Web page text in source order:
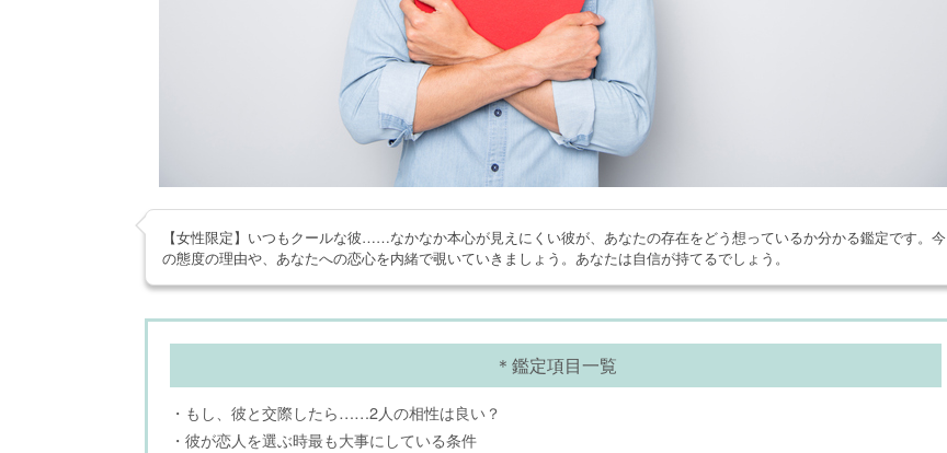
【女性限定】いつもクールな彼……なかなか本心が見えにくい彼が、あなたの存在をどう想っているか分かる鑑定です。今
の態度の理由や、あなたへの恋心を内緒で覗いていきましょう。あなたは自信が持てるでしょう。
＊鑑定項目一覧
・もし、彼と交際したら……2人の相性は良い？
・彼が恋人を選ぶ時最も大事にしている条件